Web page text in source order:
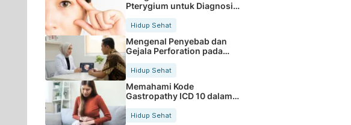
Pterygium untuk Diagnosis
Hidup Sehat
Mengenal Penyebab dan
Gejala Perforation pada
Tubuh
Hidup Sehat
Memahami Kode
Gastropathy ICD 10 dalam
Rekam Medis Pasien
Hidup Sehat